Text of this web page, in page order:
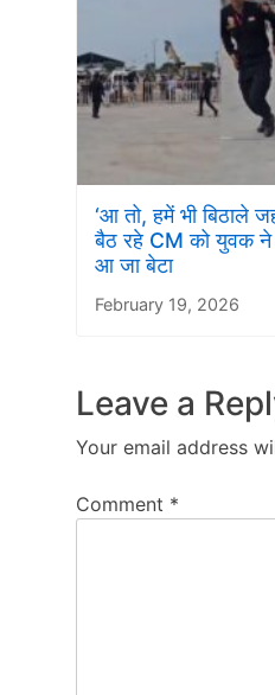
‘आ तो, हमें भी बिठाले
बैठ रहे CM को युवक ने
आ जा बेटा
February 19, 2026
Leave a
Your email address
Comment *